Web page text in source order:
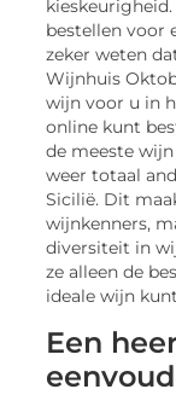
bestellen voor
zeker weten
Wijnhuis
wijn voor u in
online kunt
de meeste
weer totaal
Sicilië. Dit
wijnkenners,
diversiteit in
ze alleen de
ideale wijn
Een